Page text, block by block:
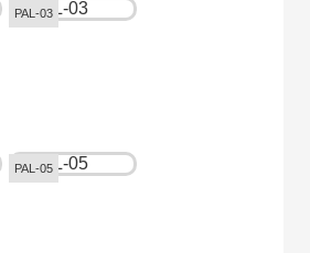
PAL-03
PAL-05